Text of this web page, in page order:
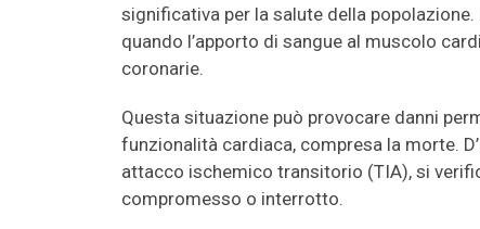
significativa per la salute della popolazione.
quando l’apporto di sangue al muscolo
coronarie.
Questa situazione può provocare danni
funzionalità cardiaca, compresa la morte.
attacco ischemico transitorio (TIA), si
compromesso o interrotto.